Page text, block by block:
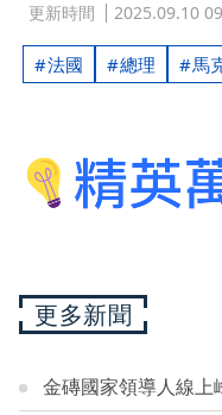
更新時間 2025.09.10
法國 總理 馬
更多新聞
金磚國家領導人線